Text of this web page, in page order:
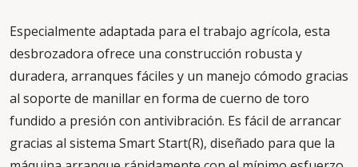
Especialmente adaptada para el trabajo agrícola, esta
desbrozadora ofrece una construcción robusta y
duradera, arranques fáciles y un manejo cómodo gracias
al soporte de manillar en forma de cuerno de toro
fundido a presión con antivibración. Es fácil de arrancar
gracias al sistema Smart Start(R), diseñado para que la